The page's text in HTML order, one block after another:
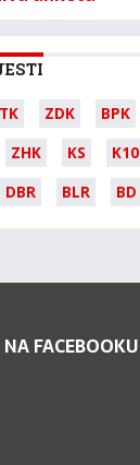
TK ZDK
BPK
ZHK KS
K10
DBR BLR BD
FACEBOOKU